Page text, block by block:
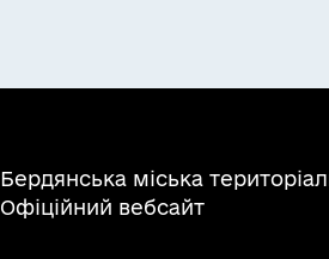
Бердянська міська
Офіційний вебсайт